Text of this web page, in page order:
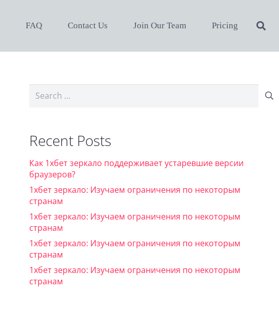
FAQ Contact Us Join Our Team Pricing
Search
Recent Posts
Как 1хбет зеркало поддерживает устаревшие версии
браузеров?
1хбет зеркало: Изучаем ограничения по некоторым
странам
1хбет зеркало: Изучаем ограничения по некоторым
странам
1хбет зеркало: Изучаем ограничения по некоторым
странам
1хбет зеркало: Изучаем ограничения по некоторым
странам